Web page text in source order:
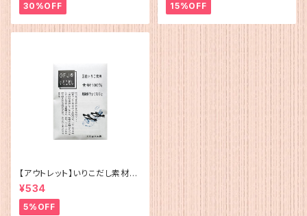
30%OFF 15%OFF
【アウトレット】いりこだし素材10
0%(15g×4)
¥534
5%OFF